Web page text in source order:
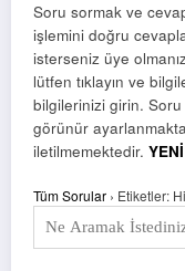
Soru sormak ve
işlemini doğru
isterseniz üye
lütfen tıklayın ve
bilgilerinizi girin.
görünür
iletilmemektedir.
Tüm Sorular › Etiketler: